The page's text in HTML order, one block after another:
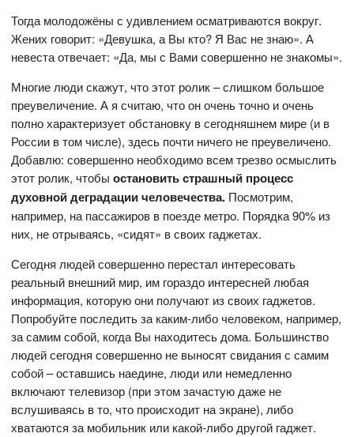
Тогда молодожёны с удивлением осматриваются вокруг.
Жених говорит: «Девушка, а Вы кто? Я Вас не знаю». А
невеста отвечает: «Да, мы с Вами совершенно не знакомы».
Многие люди скажут, что этот ролик – слишком большое
преувеличение. А я считаю, что он очень точно и очень
полно характеризует обстановку в сегодняшнем мире (и в
России в том числе), здесь почти ничего не преувеличено.
Добавлю: совершенно необходимо всем трезво осмыслить
этот ролик, чтобыостановить страшный процесс
духовной деградации человечества. Посмотрим,
например, на пассажиров в поезде метро. Порядка 90% из
них, не отрываясь, «сидят» в своих гаджетах.
Сегодня людей совершенно перестал интересовать
реальный внешний мир, им гораздо интересней любая
информация, которую они получают из своих гаджетов.
Попробуйте последить за каким-либо человеком, например,
за самим собой, когда Вы находитесь дома. Большинство
людей сегодня совершенно не выносят свидания с самим
собой – оставшись наедине, люди или немедленно
включают телевизор (при этом зачастую даже не
вслушиваясь в то, что происходит на экране), либо
хватаются за мобильник или какой-либо другой гаджет.